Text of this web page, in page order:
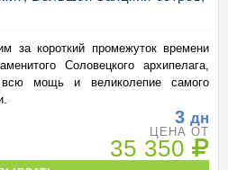
за короткий промежуток времени
Соловецкого архипелага,
мощь и великолепие самого
3 дн
ЦЕНА ОТ
35 350